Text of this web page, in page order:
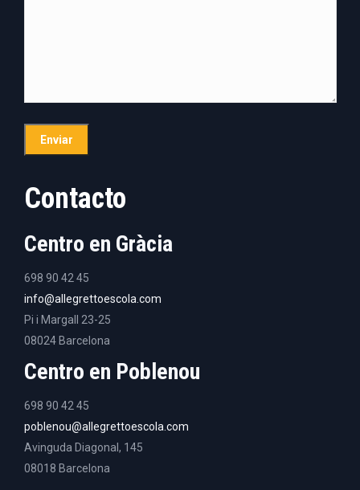
Contacto
Centro en Gràcia
698 90 42 45
info@allegrettoescola.com
Pi i Margall 23-25
08024 Barcelona
Centro en Poblenou
698 90 42 45
poblenou@allegrettoescola.com
Avinguda Diagonal, 145
08018 Barcelona